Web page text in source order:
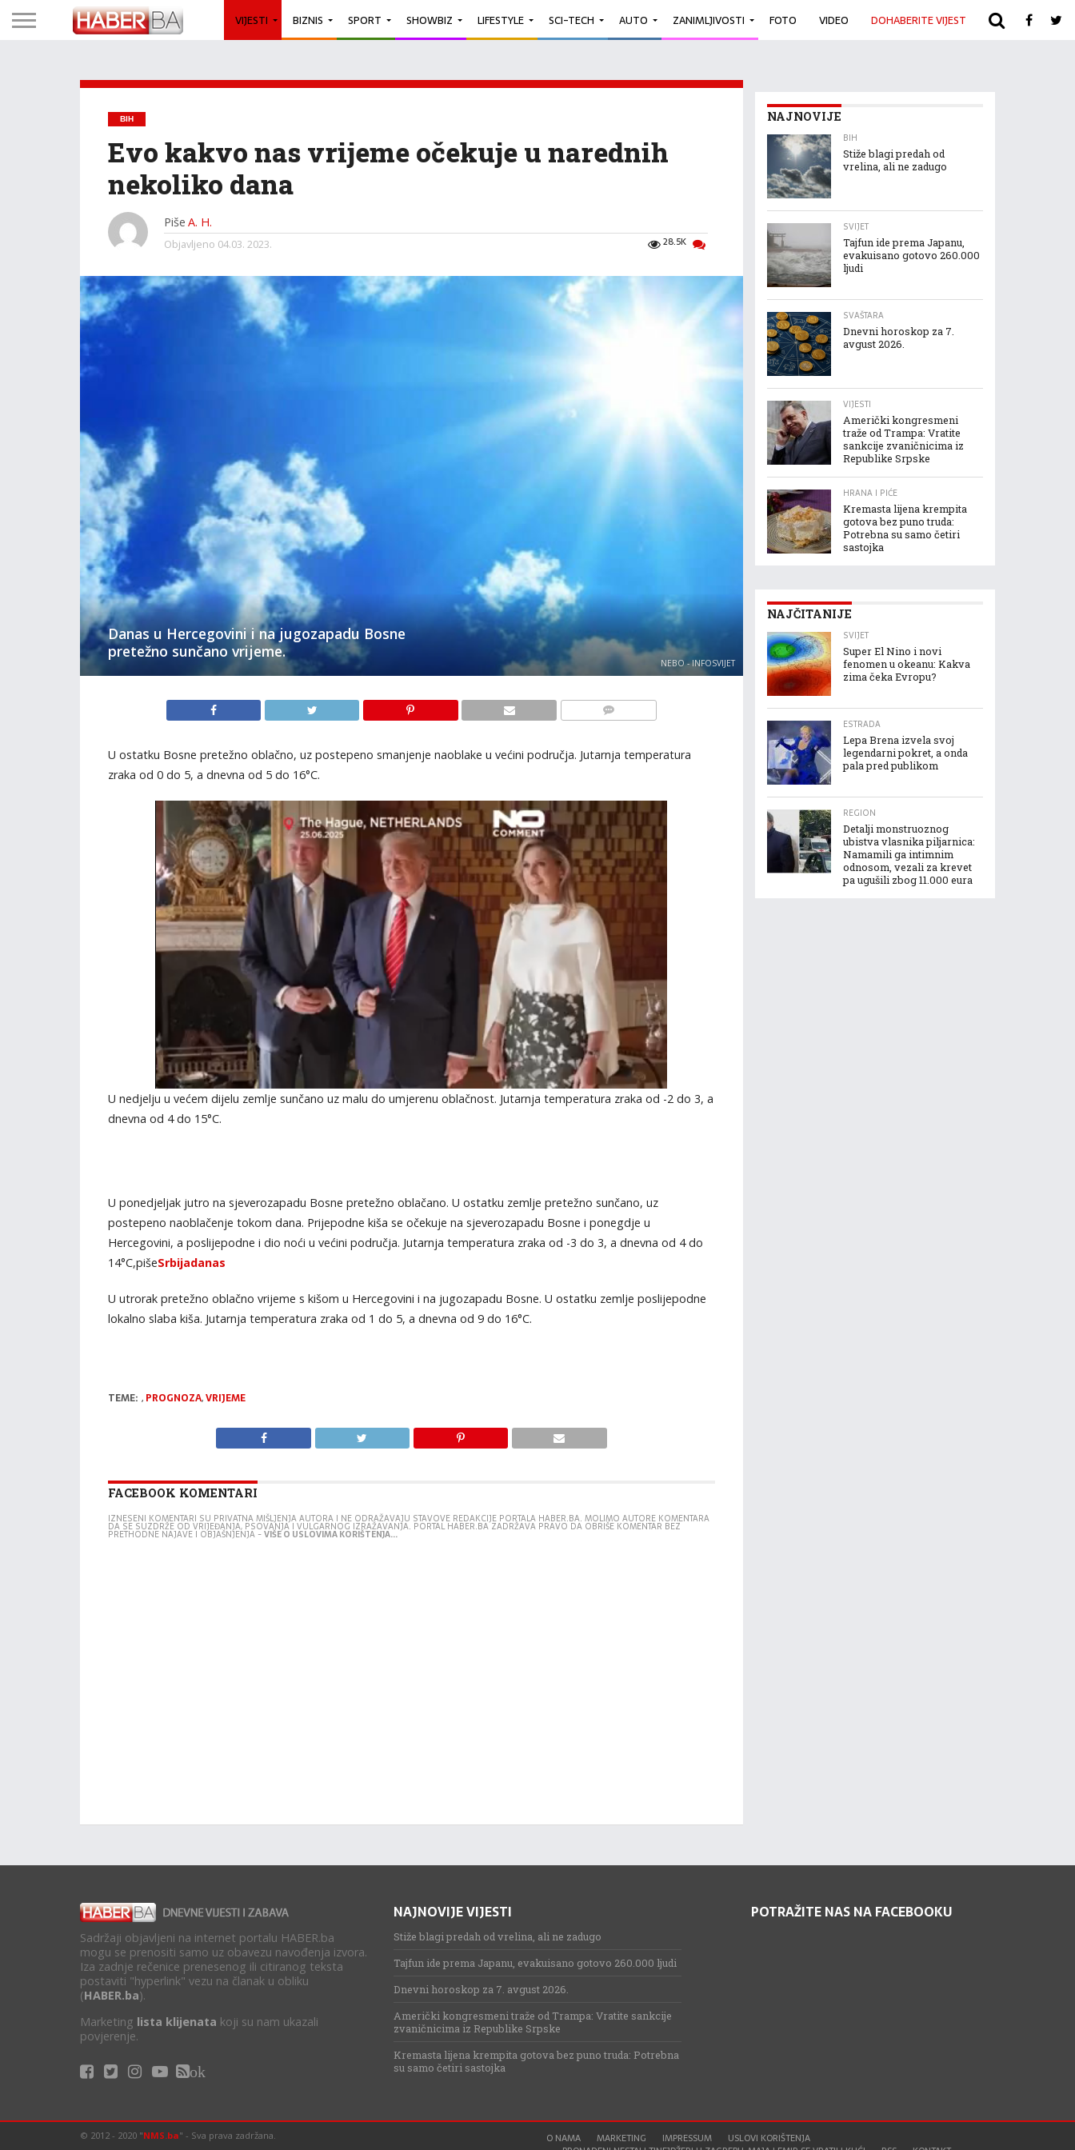
VIJESTI BIZNIS SPORT SHOWBIZ LIFESTYLE SCI-TECH AUTO ZANIMLJIVOSTI FOTO VIDEO DOHABERITE VIJEST ARHIVA
BIH
Evo kakvo nas vrijeme očekuje u narednih
nekoliko dana
Piše A. H.
28.5K
Objavljeno 04.03. 2023.
Danas u Hercegovini i na jugozapadu Bosne
pretežno sunčano vrijeme.
NEBO - INFOSVIJET
U ostatku Bosne pretežno oblačno, uz postepeno smanjenje naoblake u većini područja. Jutarnja temperatura
zraka od 0 do 5, a dnevna od 5 do 16°C.
U nedjelju u većem dijelu zemlje sunčano uz malu do umjerenu oblačnost. Jutarnja temperatura zraka od -2 do 3, a
dnevna od 4 do 15°C.
U ponedjeljak jutro na sjeverozapadu Bosne pretežno oblačano. U ostatku zemlje pretežno sunčano, uz
postepeno naoblačenje tokom dana. Prijepodne kiša se očekuje na sjeverozapadu Bosne i ponegdje u
Hercegovini, a poslijepodne i dio noći u većini područja. Jutarnja temperatura zraka od -3 do 3, a dnevna od 4 do
14°C,pišeSrbijadanas
U utrorak pretežno oblačno vrijeme s kišom u Hercegovini i na jugozapadu Bosne. U ostatku zemlje poslijepodne
lokalno slaba kiša. Jutarnja temperatura zraka od 1 do 5, a dnevna od 9 do 16°C.
TEME: , PROGNOZA,VRIJEME
FACEBOOK KOMENTARI
IZNESENI KOMENTARI SU PRIVATNA MIŠLJENJA AUTORA I NE ODRAŽAVAJU STAVOVE REDAKCIJE PORTALA HABER.BA. MOLIMO AUTORE KOMENTARA
DA SE SUZDRŽE OD VRIJEĐANJA, PSOVANJA I VULGARNOG IZRAŽAVANJA. PORTAL HABER.BA ZADRŽAVA PRAVO DA OBRIŠE KOMENTAR BEZ
PRETHODNE NAJAVE I OBJAŠNJENJA -VIŠE O USLOVIMA KORIŠTENJA...
NAJNOVIJE
BIH
Stiže blagi predah od
vrelina, ali ne zadugo
SVIJET
Tajfun ide prema Japanu,
evakuisano gotovo 260.000
ljudi
SVAŠTARA
Dnevni horoskop za 7.
avgust 2026.
VIJESTI
Američki kongresmeni
traže od Trampa: Vratite
sankcije zvaničnicima iz
Republike Srpske
HRANA I PIĆE
Kremasta lijena krempita
gotova bez puno truda:
Potrebna su samo četiri
sastojka
NAJČITANIJE
SVIJET
Super El Nino i novi
fenomen u okeanu: Kakva
zima čeka Evropu?
ESTRADA
Lepa Brena izvela svoj
legendarni pokret, a onda
pala pred publikom
REGION
Detalji monstruoznog
ubistva vlasnika piljarnica:
Namamili ga intimnim
odnosom, vezali za krevet
pa ugušili zbog 11.000 eura
Sadržaji objavljeni na internet portalu HABER.ba
mogu se prenositi samo uz obavezu navođenja izvora.
Iza zadnje rečenice prenesenog ili citiranog teksta
postaviti "hyperlink" vezu na članak u obliku
(HABER.ba).
Marketing lista klijenata koji su nam ukazali
povjerenje.
ok
NAJNOVIJE VIJESTI
Stiže blagi predah od vrelina, ali ne zadugo
Tajfun ide prema Japanu, evakuisano gotovo 260.000 ljudi
Dnevni horoskop za 7. avgust 2026.
Američki kongresmeni traže od Trampa: Vratite sankcije
zvaničnicima iz Republike Srpske
Kremasta lijena krempita gotova bez puno truda: Potrebna
su samo četiri sastojka
POTRAŽITE NAS NA FACEBOOKU
O NAMA MARKETING IMPRESSUM
USLOVI KORIŠTENJA
© 2012 - 2020 "NMS.ba" - Sva prava zadržana.